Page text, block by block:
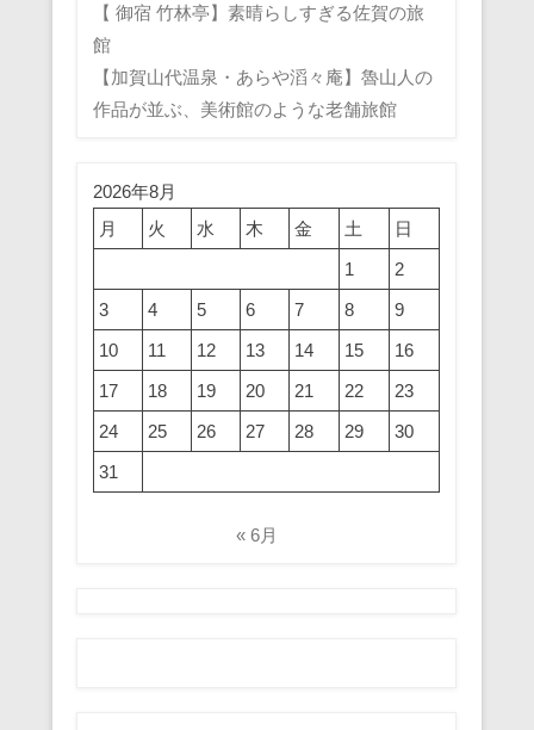
【 御宿 竹林亭】素晴らしすぎる佐賀の旅
館
【加賀山代温泉・あらや滔々庵】魯山人の
作品が並ぶ、美術館のような老舗旅館
2026年8月
月
火 水 木 金 土
日
1
2
3
4 5 6 7 8
9
10
11 12 13 14 15
16
17
18 19 20 21 22
23
24
25 26 27 28 29
30
31
« 6月